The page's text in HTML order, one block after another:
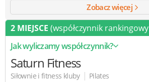
Zobacz więcej
2 MIEJSCE (współczynnik rankingowy
Jak wyliczamy współczynnik?
Saturn Fitness
Siłownie i fitness kluby | Pilates